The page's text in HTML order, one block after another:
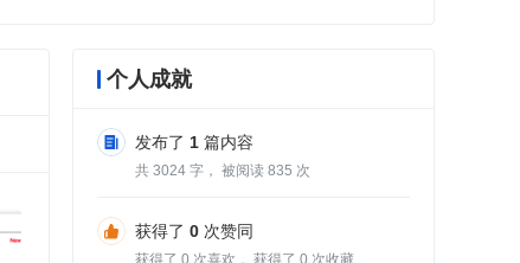
个人成就
发布了 1 篇内容
共 3024 字， 被阅读 835 次
获得了 0 次赞同
获得了 0 次喜欢， 获得了 0 次收藏